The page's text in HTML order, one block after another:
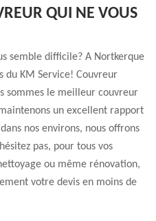
QUI NE VOUS
semble difficile? A Nortkerque
du KM Service! Couvreur
sommes le meilleur couvreur
un excellent rapport
nos environs, nous offrons
pas, pour tous vos
ou même rénovation,
votre devis en moins de